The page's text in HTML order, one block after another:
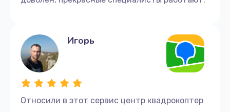
Относили в этот сервис центр квадрокоптер
Игорь